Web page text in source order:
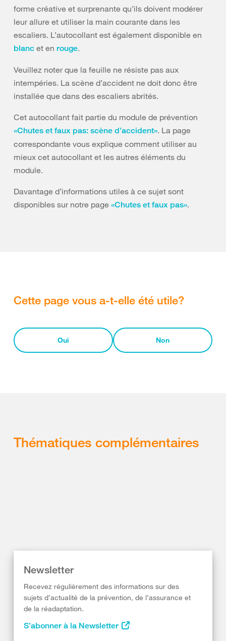
forme créative et surprenante qu’ils doivent modérer
leur allure et utiliser la main courante dans les
escaliers. L’autocollant est également disponible en
blanc et en rouge.
Veuillez noter que la feuille ne résiste pas aux
intempéries. La scène d’accident ne doit donc être
installée que dans des escaliers abrités.
Cet autocollant fait partie du module de prévention
«Chutes et faux pas: scène d’accident». La page
correspondante vous explique comment utiliser au
mieux cet autocollant et les autres éléments du
module.
Davantage d’informations utiles à ce sujet sont
disponibles sur notre page «Chutes et faux pas».
Cette page vous a-t-elle été utile?
Oui Non
Thématiques complémentaires
Newsletter
Recevez régulièrement des informations sur des
sujets d’actualité de la prévention, de l’assurance et
de la réadaptation.
S’abonner à la Newsletter